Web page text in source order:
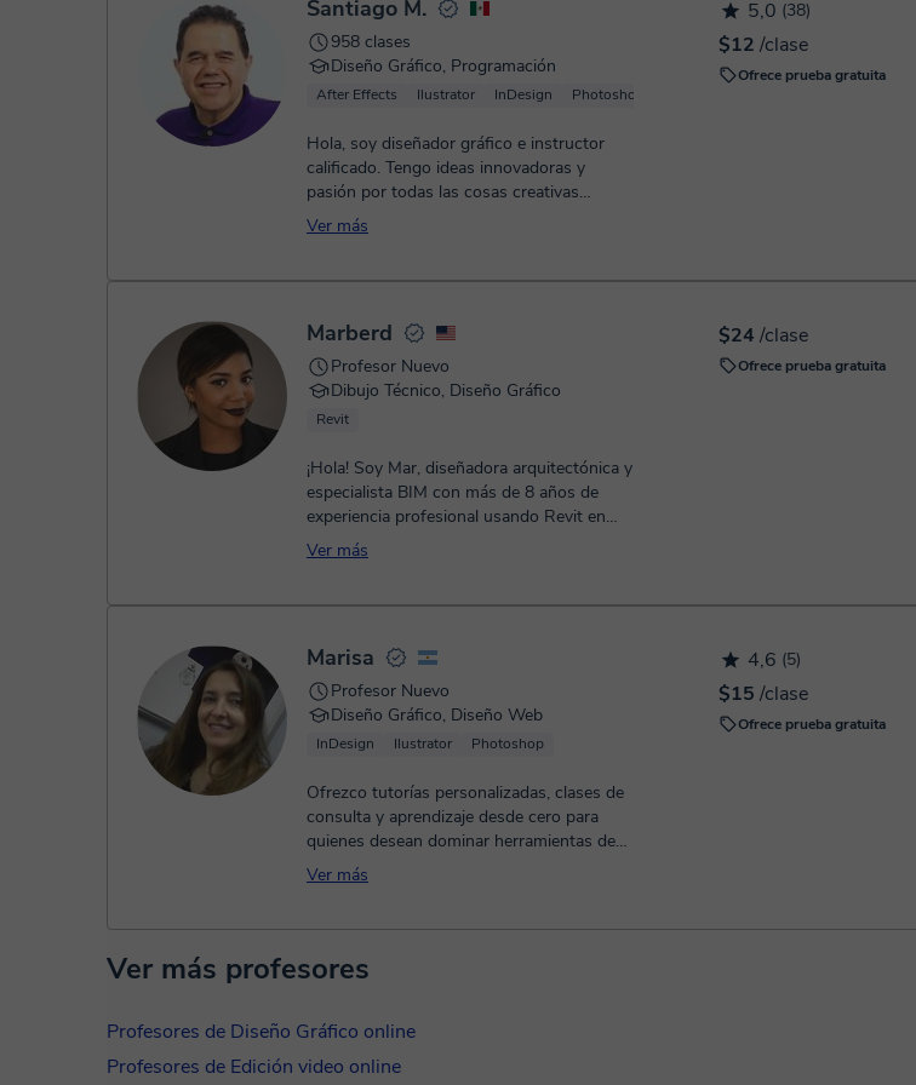
5,0 (38)
$12 /clase
Ofrece prueba gratuita
Santiago M.
958 clases
Diseño Gráfico, Programación
After Effects Ilustrator InDesign Photoshop
Hola, soy diseñador gráfico e instructor
calificado. Tengo ideas innovadoras y
pasión por todas las cosas creativas
realizadas de manera profesional y...
Ver más
$24 /clase
Ofrece prueba gratuita
Marberd
Profesor Nuevo
Dibujo Técnico, Diseño Gráfico
Revit
¡Hola! Soy Mar, diseñadora arquitectónica y
especialista BIM con más de 8 años de
experiencia profesional usando Revit en
proyectos reales de arquitec...
Ver más
4,6 (5)
$15 /clase
Ofrece prueba gratuita
Marisa
Profesor Nuevo
Diseño Gráfico, Diseño Web
InDesign Ilustrator Photoshop
Ofrezco tutorías personalizadas, clases de
consulta y aprendizaje desde cero para
quienes desean dominar herramientas de
diseño. Trabajo con HTML/CSS ...
Ver más
Ver más profesores
Profesores de Diseño Gráfico online
Profesores de Edición video online